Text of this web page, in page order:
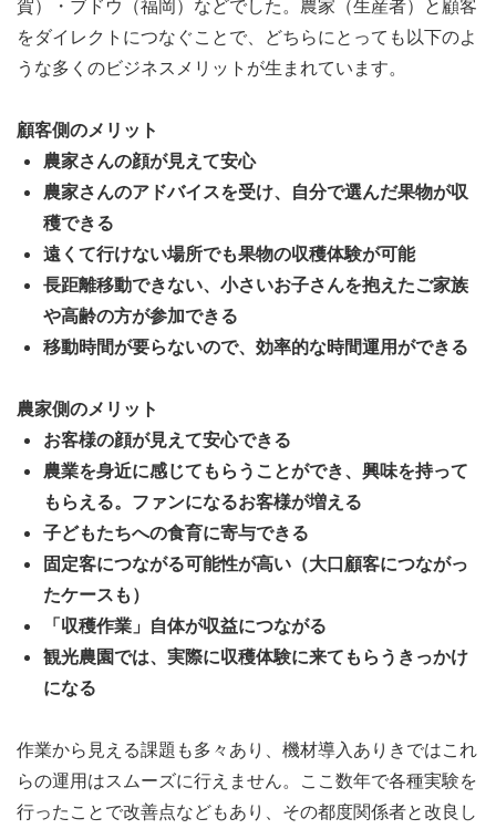
賀）・ブドウ（福岡）などでした。農家（生産者）と顧客
をダイレクトにつなぐことで、どちらにとっても以下のよ
うな多くのビジネスメリットが生まれています。
顧客側のメリット
農家さんの顔が見えて安心
農家さんのアドバイスを受け、自分で選んだ果物が収
穫できる
遠くて行けない場所でも果物の収穫体験が可能
長距離移動できない、小さいお子さんを抱えたご家族
や高齢の方が参加できる
移動時間が要らないので、効率的な時間運用ができる
農家側のメリット
お客様の顔が見えて安心できる
農業を身近に感じてもらうことができ、興味を持って
もらえる。ファンになるお客様が増える
子どもたちへの食育に寄与できる
固定客につながる可能性が高い（大口顧客につながっ
たケースも）
「収穫作業」自体が収益につながる
観光農園では、実際に収穫体験に来てもらうきっかけ
になる
作業から見える課題も多々あり、機材導入ありきではこれ
らの運用はスムーズに行えません。ここ数年で各種実験を
行ったことで改善点などもあり、その都度関係者と改良し